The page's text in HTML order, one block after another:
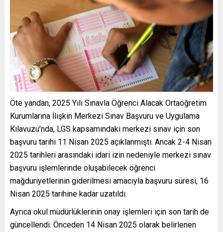
Öte yandan, 2025 Yılı Sınavla Öğrenci Alacak Ortaöğretim
Kurumlarına İlişkin Merkezi Sınav Başvuru ve Uygulama
Kılavuzu’nda, LGS kapsamındaki merkezi sınav için son
başvuru tarihi 11 Nisan 2025 açıklanmıştı. Ancak 2-4 Nisan
2025 tarihleri arasındaki idari izin nedeniyle merkezi sınav
başvuru işlemlerinde oluşabilecek öğrenci
mağduriyetlerinin giderilmesi amacıyla başvuru süresi, 16
Nisan 2025 tarihine kadar uzatıldı.
Ayrıca okul müdürlüklerinin onay işlemleri için son tarih de
güncellendi. Önceden 14 Nisan 2025 olarak belirlenen